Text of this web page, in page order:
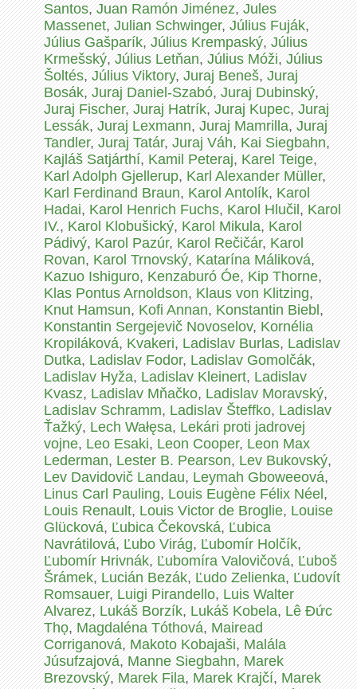
Santos,Juan Ramón Jiménez,Jules
Massenet,Julian Schwinger,Július Fuják,
Július Gašparík,Július Krempaský,Július
Krmešský,Július Letňan,Július Móži,Július
Šoltés,Július Viktory,Juraj Beneš,Juraj
Bosák,Juraj Daniel-Szabó,Juraj Dubinský,
Juraj Fischer,Juraj Hatrík,Juraj Kupec,Juraj
Lessák,Juraj Lexmann,Juraj Mamrilla,Juraj
Tandler,Juraj Tatár,Juraj Váh,Kai Siegbahn,
Kajláš Satjárthí,Kamil Peteraj,Karel Teige,
Karl Adolph Gjellerup,Karl Alexander Müller,
Karl Ferdinand Braun,Karol Antolík,Karol
Hadai,Karol Henrich Fuchs,Karol Hlučil,Karol
IV.,Karol Klobušický,Karol Mikula,Karol
Pádivý,Karol Pazúr,Karol Rečičár,Karol
Rovan,Karol Trnovský,Katarína Máliková,
Kazuo Ishiguro,Kenzaburó Óe,Kip Thorne,
Klas Pontus Arnoldson,Klaus von Klitzing,
Knut Hamsun,Kofi Annan,Konstantin Biebl,
Konstantin Sergejevič Novoselov,Kornélia
Kropiláková,Kvakeri,Ladislav Burlas,Ladislav
Dutka,Ladislav Fodor,Ladislav Gomolčák,
Ladislav Hyža,Ladislav Kleinert,Ladislav
Kvasz,Ladislav Mňačko,Ladislav Moravský,
Ladislav Schramm,Ladislav Šteffko,Ladislav
Ťažký,Lech Wałęsa,Lekári proti jadrovej
vojne,Leo Esaki,Leon Cooper,Leon Max
Lederman,Lester B. Pearson,Lev Bukovský,
Lev Davidovič Landau,Leymah Gboweeová,
Linus Carl Pauling,Louis Eugène Félix Néel,
Louis Renault,Louis Victor de Broglie,Louise
Glücková,Ľubica Čekovská,Ľubica
Navrátilová,Ľubo Virág,Ľubomír Holčík,
Ľubomír Hrivnák,Ľubomíra Valovičová,Ľuboš
Šrámek,Lucián Bezák,Ľudo Zelienka,Ľudovít
Romsauer,Luigi Pirandello,Luis Walter
Alvarez,Lukáš Borzík,Lukáš Kobela,Lê Ðức
Thọ,Magdaléna Tóthová,Mairead
Corriganová,Makoto Kobajaši,Malála
Júsufzajová,Manne Siegbahn,Marek
Brezovský,Marek Fila,Marek Krajčí,Marek